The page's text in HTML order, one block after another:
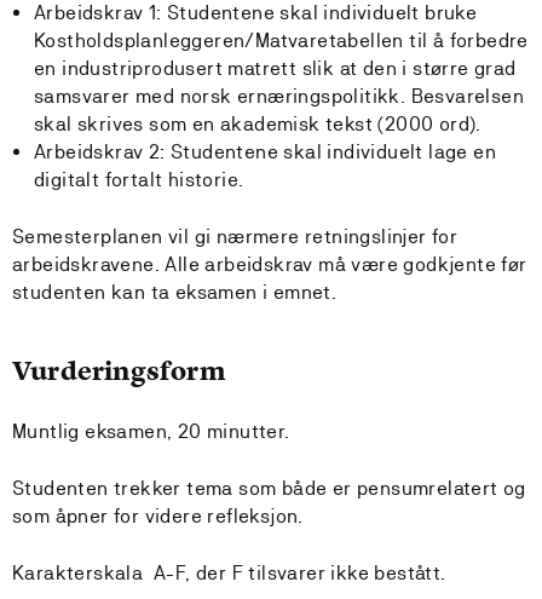
Arbeidskrav 1: Studentene skal individuelt bruke
Kostholdsplanleggeren/Matvaretabellen til å forbedre
en industriprodusert matrett slik at den i større grad
samsvarer med norsk ernæringspolitikk. Besvarelsen
skal skrives som en akademisk tekst (2000 ord).
Arbeidskrav 2: Studentene skal individuelt lage en
digitalt fortalt historie.
Semesterplanen vil gi nærmere retningslinjer for
arbeidskravene. Alle arbeidskrav må være godkjente før
studenten kan ta eksamen i emnet.
Vurderingsform
Muntlig eksamen, 20 minutter.
Studenten trekker tema som både er pensumrelatert og
som åpner for videre refleksjon.
Karakterskala A-F, der F tilsvarer ikke bestått.